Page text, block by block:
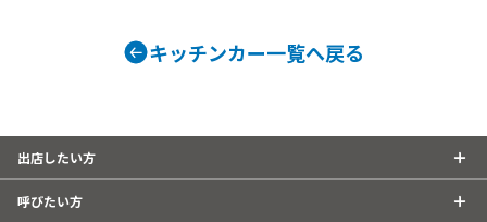
キッチンカー一覧へ戻る
出店したい方
呼びたい方